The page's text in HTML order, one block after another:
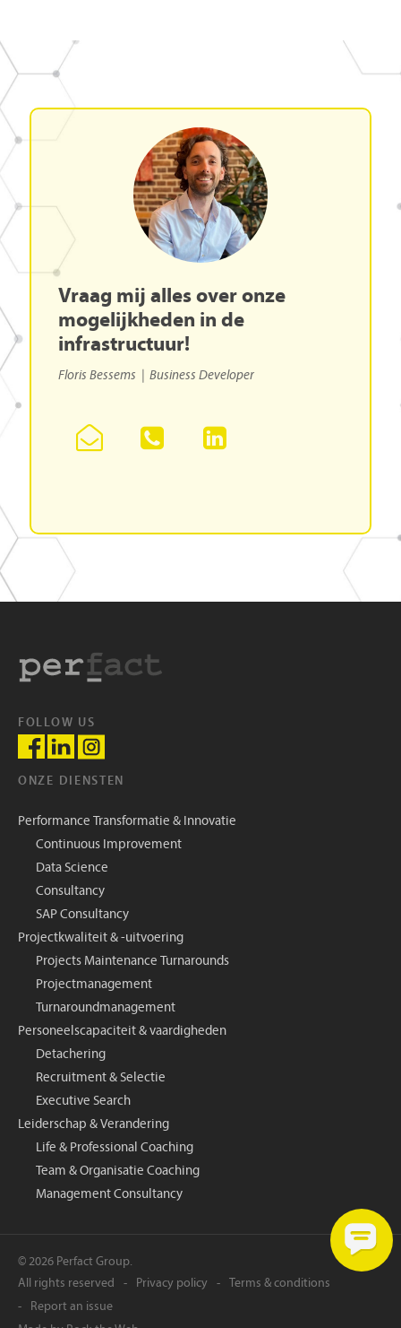
Vraag mij alles over onze
mogelijkheden in de
infrastructuur!
Floris Bessems Business Developer
FOLLOW US
ONZE DIENSTEN
Performance Transformatie & Innovatie
Continuous Improvement
Data Science
Consultancy
SAP Consultancy
Projectkwaliteit & -uitvoering
Projects Maintenance Turnarounds
Projectmanagement
Turnaroundmanagement
Personeelscapaciteit & vaardigheden
Detachering
Recruitment & Selectie
Executive Search
Leiderschap & Verandering
Life & Professional Coaching
Team & Organisatie Coaching
Management Consultancy
© 2026 Perfact Group.
All rights reserved
Privacy policy
Terms & conditions
Report an issue